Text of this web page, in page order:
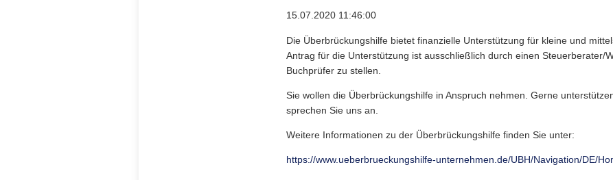
15.07.2020 11:46:00
Die Überbrückungshilfe bietet finanzielle Unterstützung für kleine und
Antrag für die Unterstützung ist ausschließlich durch einen Steuerberater/
Buchprüfer zu stellen.
Sie wollen die Überbrückungshilfe in Anspruch nehmen. Gerne
sprechen Sie uns an.
Weitere Informationen zu der Überbrückungshilfe finden Sie unter:
https://www.ueberbrueckungshilfe-unternehmen.de/UBH/Navigation/DE/